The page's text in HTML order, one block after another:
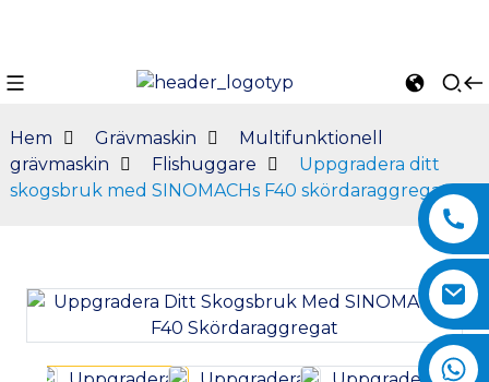
Hem Grävmaskin
Multifunktionell
grävmaskin
Flishuggare
Uppgradera ditt
skogsbruk med SINOMACHs F40 skördaraggregat